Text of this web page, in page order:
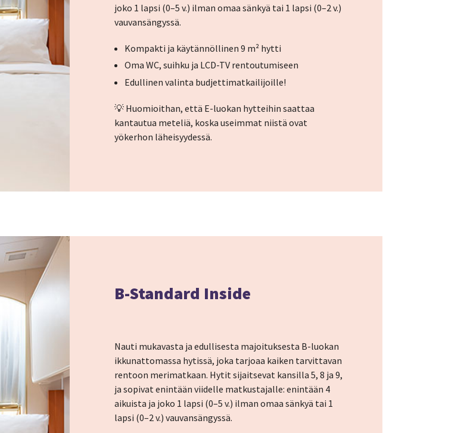
joko 1 lapsi (0–5 v.) ilman omaa sänkyä tai 1 lapsi (0–2 v.)
vauvansängyssä.
Kompakti ja käytännöllinen 9 m² hytti
Oma WC, suihku ja LCD-TV rentoutumiseen
Edullinen valinta budjettimatkailijoille!
💡 Huomioithan, että E-luokan hytteihin saattaa
kantautua meteliä, koska useimmat niistä ovat
yökerhon läheisyydessä.
B-Standard Inside
Nauti mukavasta ja edullisesta majoituksesta B-luokan
ikkunattomassa hytissä, joka tarjoaa kaiken tarvittavan
rentoon merimatkaan. Hytit sijaitsevat kansilla 5, 8 ja 9,
ja sopivat enintään viidelle matkustajalle: enintään 4
aikuista ja joko 1 lapsi (0–5 v.) ilman omaa sänkyä tai 1
lapsi (0–2 v.) vauvansängyssä.